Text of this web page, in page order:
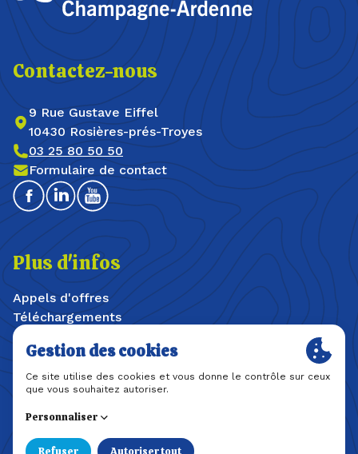
Contactez-nous
9 Rue Gustave Eiffel
10430 Rosières-prés-Troyes
03 25 80 50 50
Formulaire de contact
FacebookLinkedinYoutube
Plus d'infos
Appels d'offres
Téléchargements
Offres d'emploi / stages
Plan du site
Mentions légales
Politique de confidentialité